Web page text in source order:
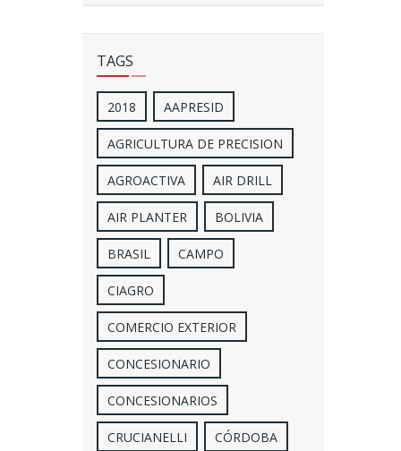
TAGS
2018 AAPRESID
AGRICULTURA DE PRECISION
AGROACTIVA AIR DRILL
AIR PLANTER BOLIVIA
BRASIL CAMPO
CIAGRO
COMERCIO EXTERIOR
CONCESIONARIO
CONCESIONARIOS
CRUCIANELLI CÓRDOBA